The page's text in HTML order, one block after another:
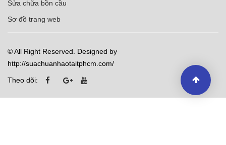
Sửa chữa bồn cầu
Sơ đồ trang web
© All Right Reserved. Designed by
http://suachuanhaotaitphcm.com/
Theo dõi: